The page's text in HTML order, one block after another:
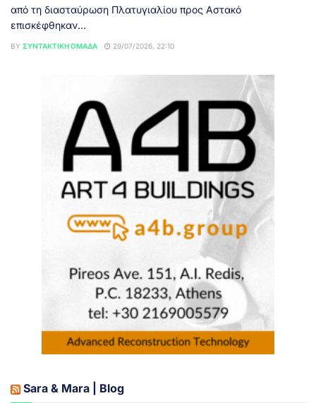
από τη διασταύρωση Πλατυγιαλίου προς Αστακό
επισκέφθηκαν...
BY ΣΥΝΤΑΚΤΙΚΉ ΟΜΆΔΑ 29/07/2026, 22:10
Sara & Mara | Blog